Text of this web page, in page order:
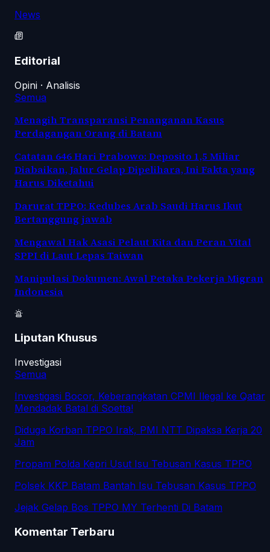
News
Editorial
Opini · Analisis
Semua
Menagih Transparansi Penanganan Kasus
Perdagangan Orang di Batam
Catatan 646 Hari Prabowo: Deposito 1,5 Miliar
Diabaikan, Jalur Gelap Dipelihara, Ini Fakta yang
Harus Diketahui
Darurat TPPO: Kedubes Arab Saudi Harus Ikut
Bertanggung jawab
Mengawal Hak Asasi Pelaut Kita dan Peran Vital
SPPI di Laut Lepas Taiwan
Manipulasi Dokumen: Awal Petaka Pekerja Migran
Indonesia
Liputan Khusus
Investigasi
Semua
Investigasi Bocor, Keberangkatan CPMI Ilegal ke Qatar
Mendadak Batal di Soetta!
Diduga Korban TPPO Irak, PMI NTT Dipaksa Kerja 20
Jam
Propam Polda Kepri Usut Isu Tebusan Kasus TPPO
Polsek KKP Batam Bantah Isu Tebusan Kasus TPPO
Jejak Gelap Bos TPPO MY Terhenti Di Batam
Komentar Terbaru